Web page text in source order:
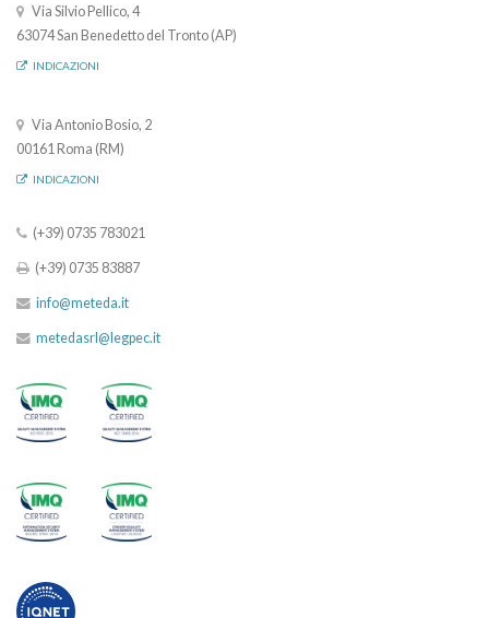
Via Silvio Pellico, 4
63074 San Benedetto del Tronto (AP)
INDICAZIONI
Via Antonio Bosio, 2
00161 Roma (RM)
INDICAZIONI
(+39) 0735 783021
(+39) 0735 83887
info@meteda.it
metedasrl@legpec.it